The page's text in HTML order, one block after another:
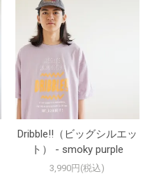
Dribble!!（ビッグシルエッ
ト） - smoky purple
3,990円(税込)